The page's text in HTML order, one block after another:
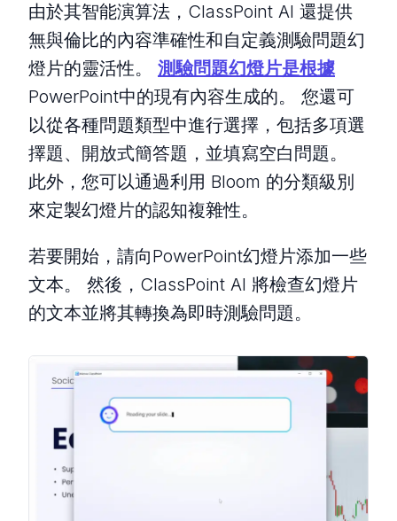
由於其智能演算法，ClassPoint AI 還提供
無與倫比的內容準確性和自定義測驗問題幻
燈片的靈活性。 測驗問題幻燈片是根據
PowerPoint中的現有內容生成的。 您還可
以從各種問題類型中進行選擇，包括多項選
擇題、開放式簡答題，並填寫空白問題。
此外，您可以通過利用 Bloom 的分類級別
來定製幻燈片的認知複雜性。
若要開始，請向PowerPoint幻燈片添加一些
文本。 然後，ClassPoint AI 將檢查幻燈片
的文本並將其轉換為即時測驗問題。